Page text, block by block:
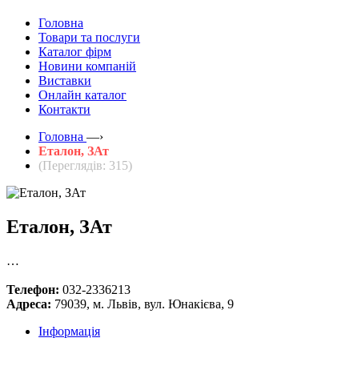
Головна
Товари та послуги
Каталог фірм
Новини компаній
Виставки
Онлайн каталог
Контакти
Головна —›
Еталон, ЗАт
(Переглядів: 315)
Еталон, ЗАт
…
Телефон: 032-2336213
Адреса: 79039, м. Львів, вул. Юнакієва, 9
Інформація